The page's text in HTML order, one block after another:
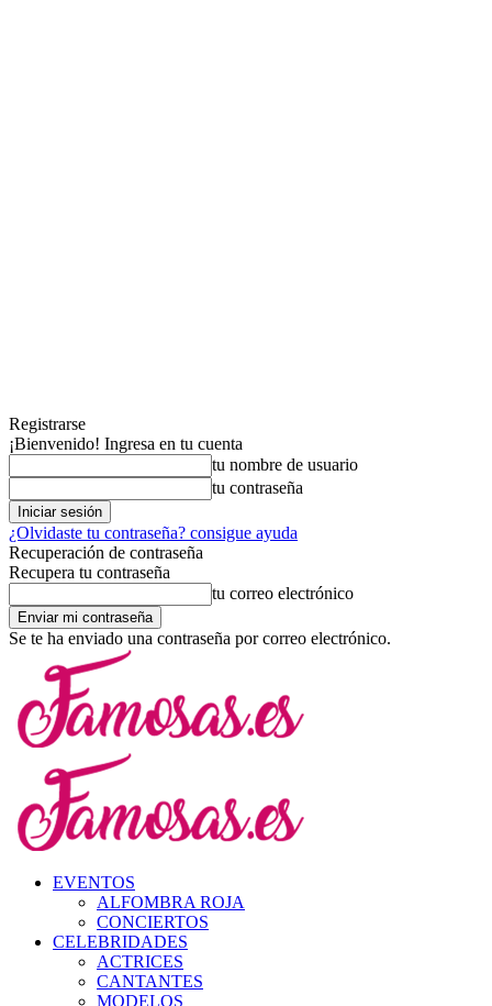
Registrarse
¡Bienvenido! Ingresa en tu cuenta
tu nombre de usuario
tu contraseña
¿Olvidaste tu contraseña? consigue ayuda
Recuperación de contraseña
Recupera tu contraseña
tu correo electrónico
Se te ha enviado una contraseña por correo electrónico.
EVENTOS
ALFOMBRA ROJA
CONCIERTOS
CELEBRIDADES
ACTRICES
CANTANTES
MODELOS